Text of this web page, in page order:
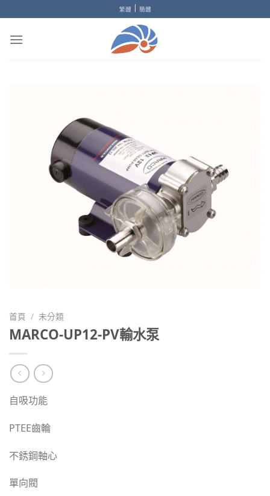
to
content
繁體 | 簡體
首頁 / 未分類
MARCO-UP12-PV輸水泵
自吸功能
PTEE齒輪
不銹鋼軸心
單向閥